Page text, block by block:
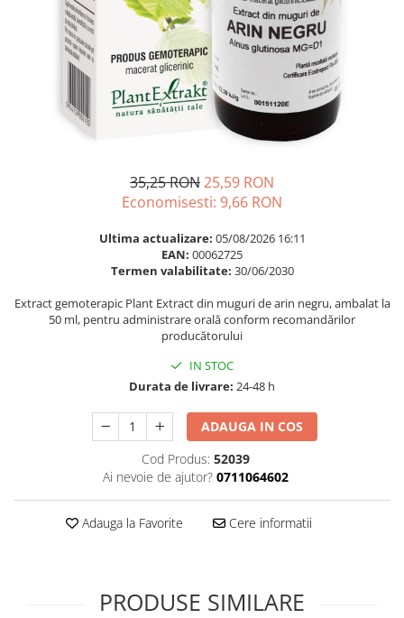
Omega 3
Par si unghii
Probiotice si prebiotice
Prostata
Sanatate urinara
Slabire si control greutate
Supliment Complexe
Supliment Fier
Supliment Vitamina C
Supliment Vitamina D3
Supliment Zinc
Tincturi si Gemoderivate
Tuse gat si respiratie
Ingrijire par
Balsam masca si tratament
Produse cu SPF Pentru Fata
Repelenti insecte
35,25 RON25,59 RON
Economisesti: 9,66 RON
Ultima actualizare: 05/08/2026 16:11
EAN: 00062725
Termen valabilitate: 30/06/2030
Extract gemoterapic Plant Extract din muguri de arin negru, ambalat la
50 ml, pentru administrare orală conform recomandărilor
producătorului
IN STOC
Durata de livrare: 24-48 h
ADAUGA IN COS
Cod Produs: 52039
Ai nevoie de ajutor? 0711064602
Adauga la Favorite Cere informatii
PRODUSE SIMILARE